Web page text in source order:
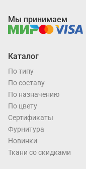
Каталог
По типу
По составу
По назначению
По цвету
Cертификаты
Фурнитура
Новинки
Ткани со скидками
Мы принимаем